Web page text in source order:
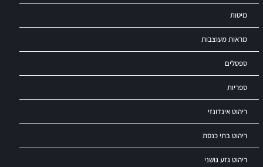
מיטות
מראות מעוצבות
ספסלים
ספריות
ריהוט אינדונזי
ריהוט בתי כנסת
ריהוט גזע גושני